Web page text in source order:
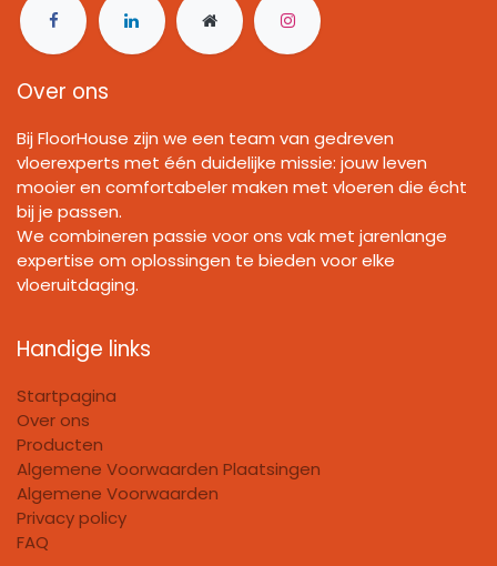
Over ons
Bij FloorHouse zijn we een team van gedreven
vloerexperts met één duidelijke missie: jouw leven
mooier en comfortabeler maken met vloeren die écht
bij je passen.
We combineren passie voor ons vak met jarenlange
expertise om oplossingen te bieden voor elke
vloeruitdaging.
Handige links
Startpagina
Over ons
Producten
Algemene Voorwaarden Plaatsingen
Algemene Voorwaarden
Privacy policy
FAQ